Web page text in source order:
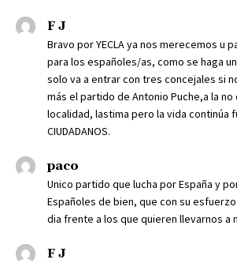
F J
Bravo por YECLA ya nos merecemos u
para los españoles/as, como se haga
solo va a entrar con tres concejales si
más el partido de Antonio Puche,a la
localidad, lastima pero la vida continúa
CIUDADANOS.
paco
Unico partido que lucha por España y
Españoles de bien, que con su
dia frente a los que quieren llevarnos a
F J